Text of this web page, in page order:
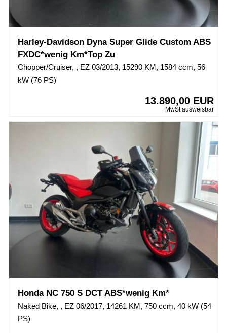
Harley-Davidson Dyna Super Glide Custom ABS
FXDC*wenig Km*Top Zu
Chopper/Cruiser, , EZ 03/2013, 15290 KM, 1584 ccm, 56
kW (76 PS)
13.890,00 EUR
MwSt ausweisbar
Honda NC 750 S DCT ABS*wenig Km*
Naked Bike, , EZ 06/2017, 14261 KM, 750 ccm, 40 kW (54
PS)